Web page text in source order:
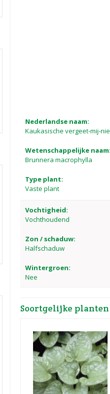
Nederlandse naam:
Kaukasische vergeet-mij-
Wetenschappelijke naam:
Brunnera macrophylla
Type plant:
Vaste plant
Vochtigheid:
Vochthoudend
Zon / schaduw:
Halfschaduw
Wintergroen:
Nee
Soortgelijke planten